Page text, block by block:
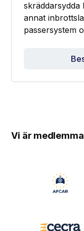
skräddarsydda
annat
passersystem
Vi är